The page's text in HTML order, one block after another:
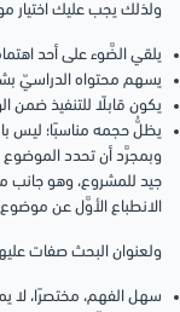
ولذلك يجب عليك اختيار
يلقي الضَّوء على أحد
يسهم محتواه الدراسيّ
يكون قابلًا للتنفيذ ضمن
يظلُّ حجمه مناسبًا؛ ليس
وبمجرَّد أن تحدد الموضوع
جيد للمشروع، وهو جانب
الانطباع الأوَّل عن موضوع
ولعنوان البحث صفات عليها
سهل الفهم، مختصرًا، لا